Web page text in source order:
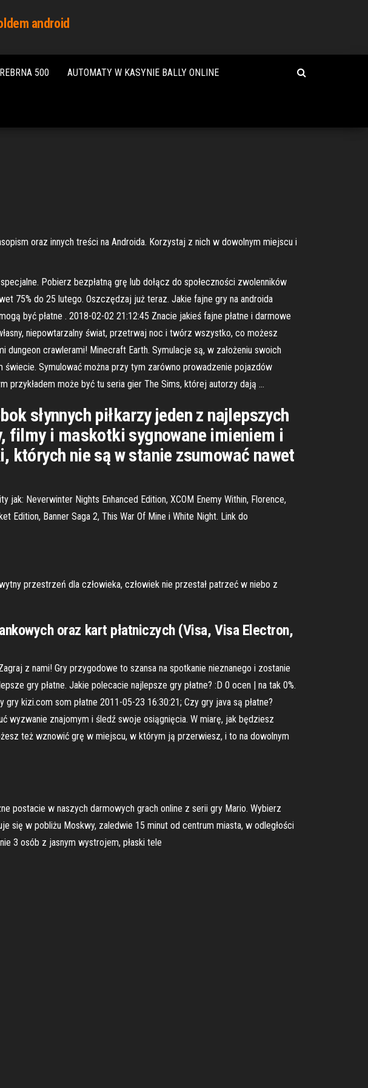
android
500 AUTOMATY W KASYNIE BALLY ONLINE
oraz innych treści na Androida. Korzystaj z nich w dowolnym miejscu i
Pobierz bezpłatną grę lub dołącz do społeczności zwolenników
75% do 25 lutego. Oszczędzaj już teraz. Jakie fajne gry na androida
być płatne . 2018-02-02 21:12:45 Znacie jakieś fajne płatne i darmowe
niepowtarzalny świat, przetrwaj noc i twórz wszystko, co możesz
crawlerami! Minecraft Earth. Symulacje są, w założeniu swoich
Symulować można przy tym zarówno prowadzenie pojazdów
przykładem może być tu seria gier The Sims, której autorzy dają …
słynnych piłkarzy jeden z najlepszych
filmy i maskotki sygnowane imieniem i
których nie są w stanie zsumować nawet
Neverwinter Nights Enhanced Edition, XCOM Enemy Within, Florence,
Edition, Banner Saga 2, This War Of Mine i White Night. Link do
przestrzeń dla człowieka, człowiek nie przestał patrzeć w niebo z
oraz kart płatniczych (Visa, Visa Electron,
z nami! Gry przygodowe to szansa na spotkanie nieznanego i zostanie
gry płatne. Jakie polecacie najlepsze gry płatne? :D 0 ocen | na tak 0%.
kizi.com som płatne 2011-05-23 16:30:21; Czy gry java są płatne?
wyzwanie znajomym i śledź swoje osiągnięcia. W miarę, jak będziesz
też wznowić grę w miejscu, w którym ją przerwiesz, i to na dowolnym
postacie w naszych darmowych grach online z serii gry Mario. Wybierz
się w pobliżu Moskwy, zaledwie 15 minut od centrum miasta, w odległości
3 osób z jasnym wystrojem, płaski tele